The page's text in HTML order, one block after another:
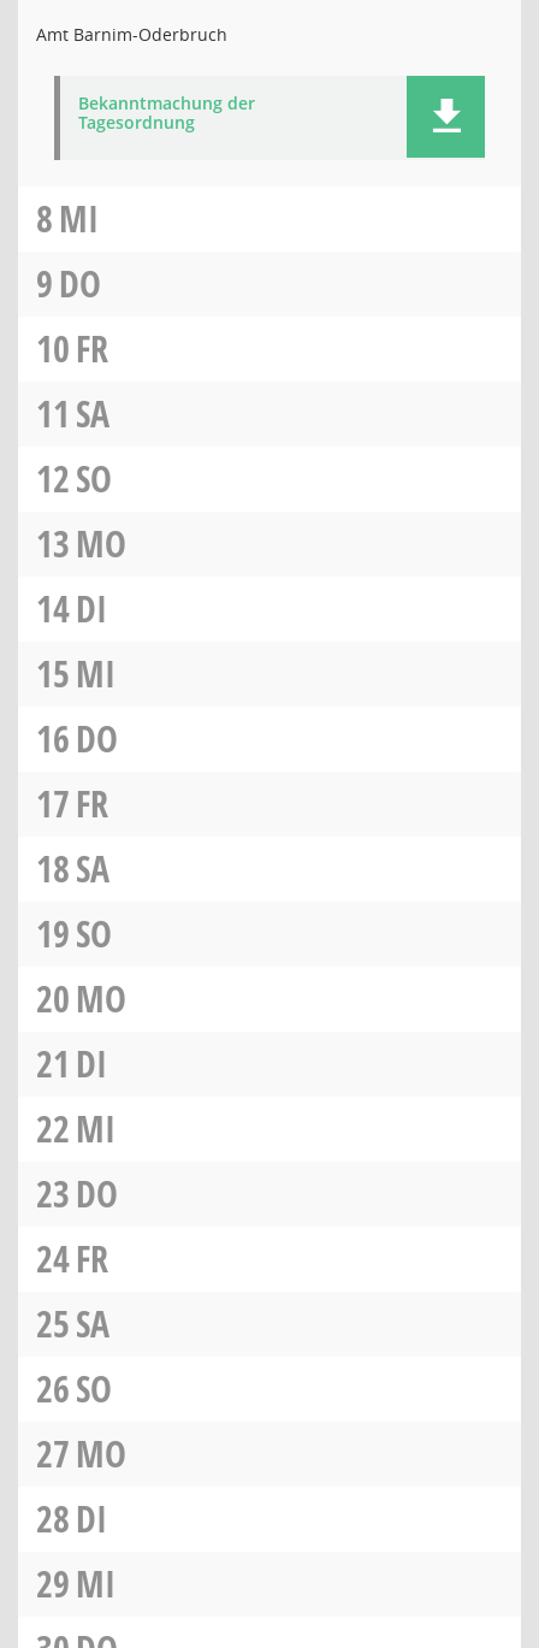
Amt Barnim-Oderbruch
Bekanntmachung der
Tagesordnung
8MI
9DO
10FR
11 SA
12SO
13MO
14DI
15MI
16DO
17FR
18SA
19SO
20MO
21 DI
22MI
23DO
24FR
25SA
26SO
27MO
28DI
29MI